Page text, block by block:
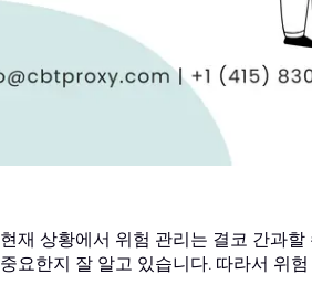
현재 상황에서 위험 관리는 결코 간과
중요한지 잘 알고 있습니다. 따라서 위